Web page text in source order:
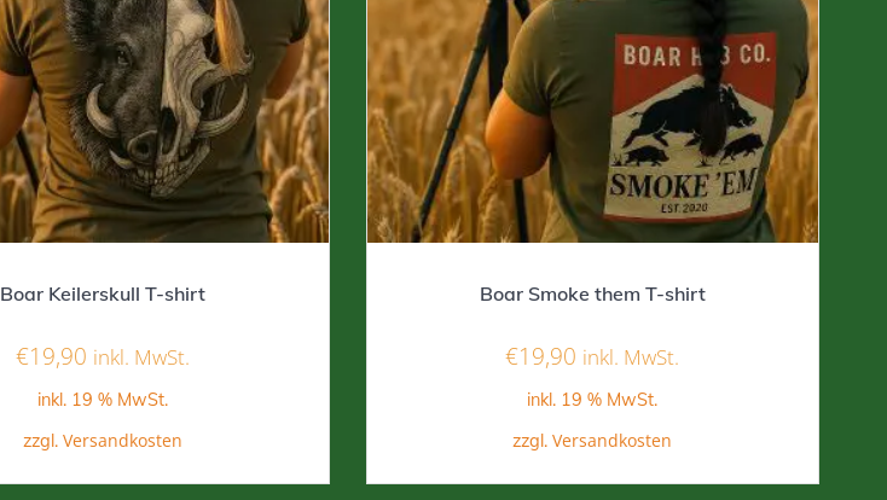
Boar Keilerskull T-shirt
€19,90 inkl. MwSt.
inkl. 19 % MwSt.
zzgl.Versandkosten
Boar Smoke them T-shirt
€19,90 inkl. MwSt.
inkl. 19 % MwSt.
zzgl.Versandkosten